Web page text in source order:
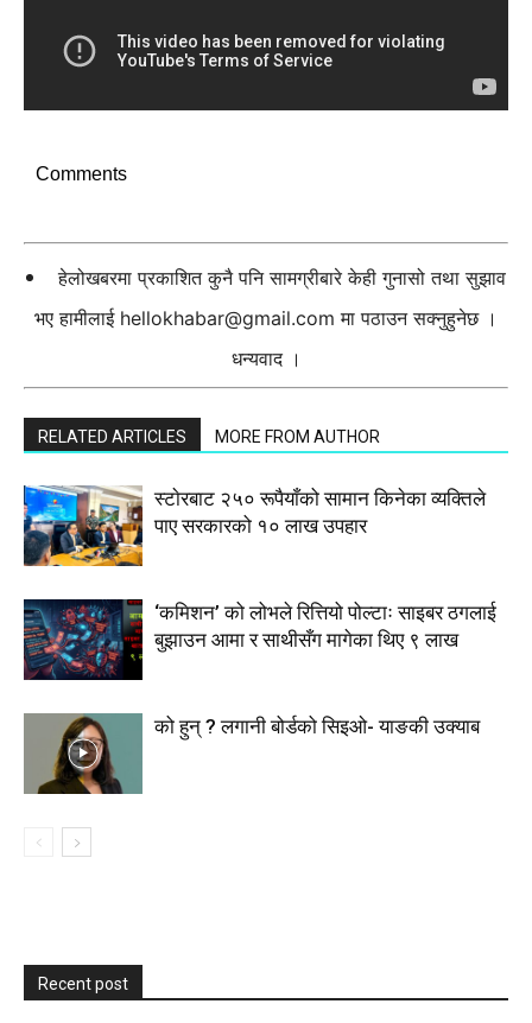
Comments
हेलोखबरमा प्रकाशित कुनै पनि सामग्रीबारे केही गुनासो तथा सुझाव
भए हामीलाई hellokhabar@gmail.com मा पठाउन सक्नुहुनेछ ।
धन्यवाद ।
RELATED ARTICLES MORE FROM AUTHOR
स्टाेरबाट २५० रूपैयाँको सामान किनेका व्यक्तिले
पाए सरकारको १० लाख उपहार
‘कमिशन’ को लोभले रित्तियो पोल्टाः साइबर ठगलाई
बुझाउन आमा र साथीसँग मागेका थिए ९ लाख
को हुन् ? लगानी बोर्डको सिइओ- याङकी उक्याब
Recent post